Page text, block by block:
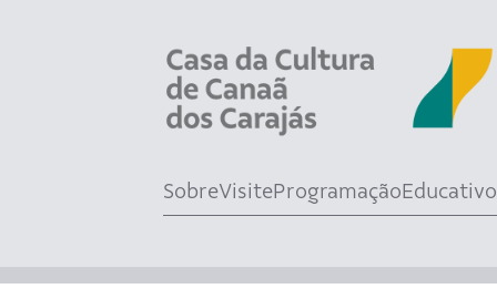
SobreVisiteProgramaçãoEducativo